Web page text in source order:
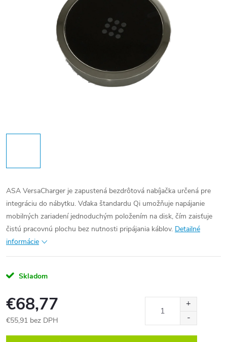
ASA VersaCharger je zapustená bezdrôtová nabíjačka určená pre
integráciu do nábytku. Vďaka štandardu Qi umožňuje napájanie
mobilných zariadení jednoduchým položením na disk, čím zaisťuje
čistú pracovnú plochu bez nutnosti pripájania káblov. Detailné
informácie
Skladom
€68,77
€55,91 bez DPH